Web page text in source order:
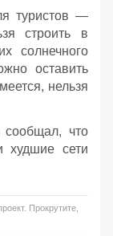
туристов —
строить в
солнечного
оставить
нельзя
что
худшие сети
Прокрутите,